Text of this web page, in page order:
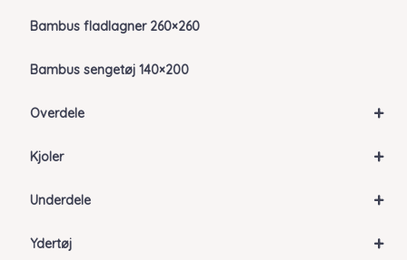
Bambus fladlagner 260×260
Bambus sengetøj 140×200
+
Overdele
+
Kjoler
+
Underdele
+
Ydertøj